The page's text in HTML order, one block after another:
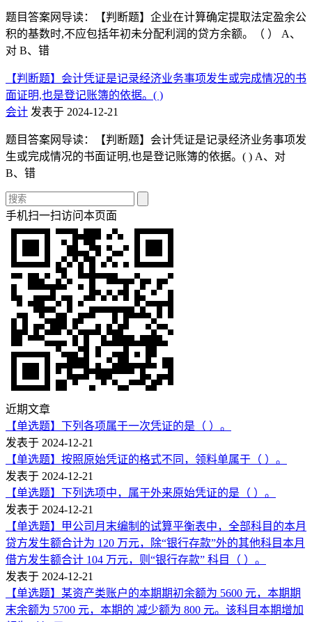
题目答案网导读：【判断题】企业在计算确定提取法定盈余公
积的基数时,不应包括年初未分配利润的贷方余额。（ ） A、
对 B、错
【判断题】会计凭证是记录经济业务事项发生或完成情况的书
面证明,也是登记账簿的依据。( )
会计 发表于 2024-12-21
题目答案网导读：【判断题】会计凭证是记录经济业务事项发
生或完成情况的书面证明,也是登记账簿的依据。( ) A、对
B、错
手机扫一扫访问本页面
近期文章
【单选题】下列各项属于一次凭证的是（ ）。
发表于 2024-12-21
【单选题】按照原始凭证的格式不同，领料单属于（ ）。
发表于 2024-12-21
【单选题】下列选项中，属于外来原始凭证的是（ ）。
发表于 2024-12-21
【单选题】甲公司月末编制的试算平衡表中，全部科目的本月
贷方发生额合计为 120 万元，除“银行存款”外的其他科目本月
借方发生额合计 104 万元，则“银行存款” 科目（ ）。
发表于 2024-12-21
【单选题】某资产类账户的本期期初余额为 5600 元，本期期
末余额为 5700 元，本期的 减少额为 800 元。该科目本期增加